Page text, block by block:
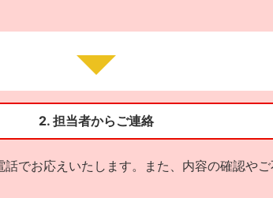
2. 担当者からご連絡
でお応えいたします。また、内容の確認や